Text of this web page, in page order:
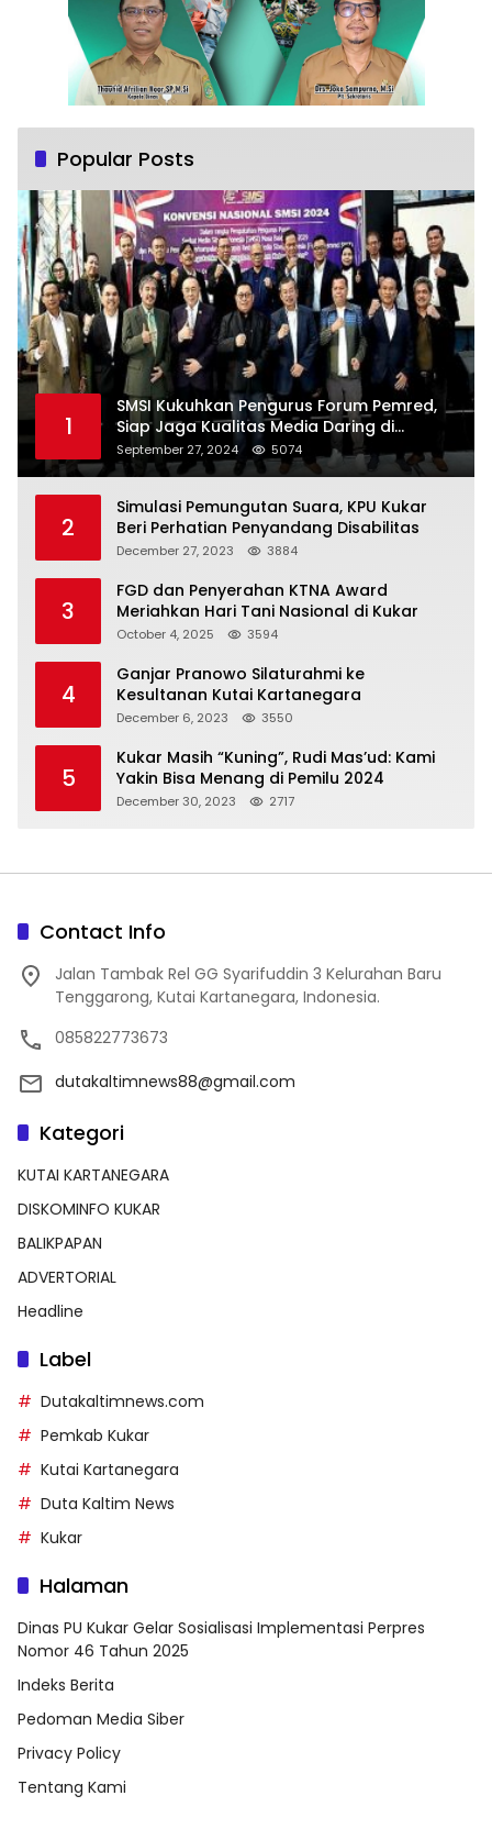
Popular Posts
1
SMSI Kukuhkan Pengurus Forum Pemred,
Siap Jaga Kualitas Media Daring di
Indonesia
September 27, 2024 5074
2
Simulasi Pemungutan Suara, KPU Kukar
Beri Perhatian Penyandang Disabilitas
December 27, 2023 3884
3
FGD dan Penyerahan KTNA Award
Meriahkan Hari Tani Nasional di Kukar
October 4, 2025 3594
4
Ganjar Pranowo Silaturahmi ke
Kesultanan Kutai Kartanegara
December 6, 2023 3550
5
Kukar Masih “Kuning”, Rudi Mas’ud: Kami
Yakin Bisa Menang di Pemilu 2024
December 30, 2023 2717
Contact Info
Jalan Tambak Rel GG Syarifuddin 3 Kelurahan Baru
Tenggarong, Kutai Kartanegara, Indonesia.
085822773673
dutakaltimnews88@gmail.com
Kategori
KUTAI KARTANEGARA
DISKOMINFO KUKAR
BALIKPAPAN
ADVERTORIAL
Headline
Label
Dutakaltimnews.com
Pemkab Kukar
Kutai Kartanegara
Duta Kaltim News
Kukar
Halaman
Dinas PU Kukar Gelar Sosialisasi Implementasi Perpres
Nomor 46 Tahun 2025
Indeks Berita
Pedoman Media Siber
Privacy Policy
Tentang Kami